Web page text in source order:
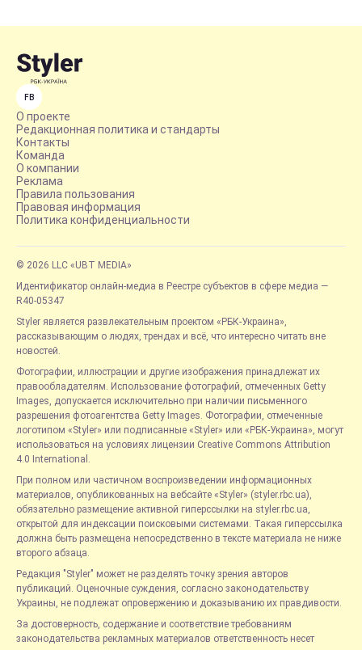
FB
О проекте
Редакционная политика и стандарты
Контакты
Команда
О компании
Реклама
Правила пользования
Правовая информация
Политика конфиденциальности
© 2026 LLC «UBT MEDIA»
Идентификатор онлайн-медиа в Реестре субъектов в сфере медиа —
R40-05347
Styler является развлекательным проектом «РБК-Украина»,
рассказывающим о людях, трендах и всё, что интересно читать вне
новостей.
Фотографии, иллюстрации и другие изображения принадлежат их
правообладателям. Использование фотографий, отмеченных Getty
Images, допускается исключительно при наличии письменного
разрешения фотоагентства Getty Images. Фотографии, отмеченные
логотипом «Styler» или подписанные «Styler» или «РБК-Украина», могут
использоваться на условиях лицензии Creative Commons Attribution
4.0 International.
При полном или частичном воспроизведении информационных
материалов, опубликованных на вебсайте «Styler» (styler.rbc.ua),
обязательно размещение активной гиперссылки на styler.rbc.ua,
открытой для индексации поисковыми системами. Такая гиперссылка
должна быть размещена непосредственно в тексте материала не ниже
второго абзаца.
Редакция "Styler" может не разделять точку зрения авторов
публикаций. Оценочные суждения, согласно законодательству
Украины, не подлежат опровержению и доказыванию их правдивости.
За достоверность, содержание и соответствие требованиям
законодательства рекламных материалов ответственность несет